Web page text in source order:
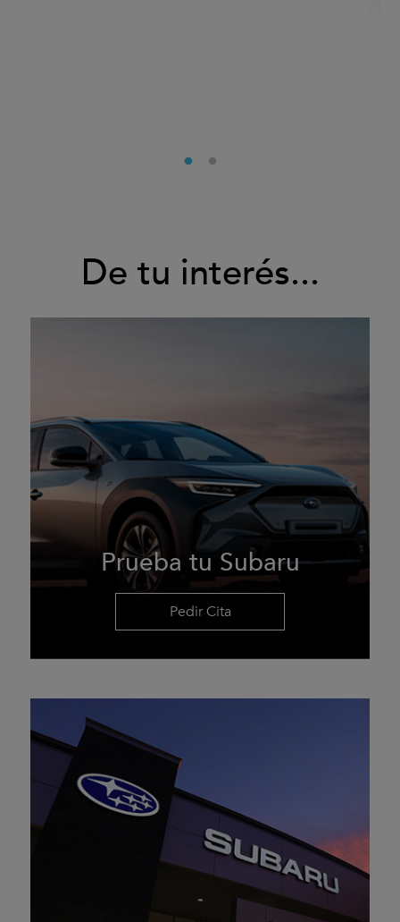
De tu interés...
Prueba tu Subaru
Pedir Cita